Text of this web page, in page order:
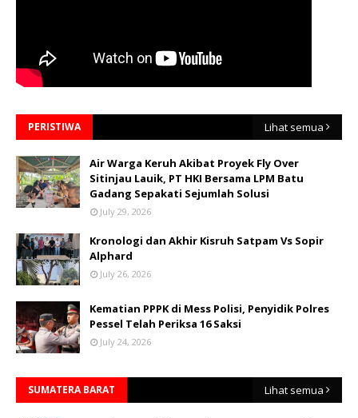
PERISTIWA Lihat semua
Air Warga Keruh Akibat Proyek Fly Over
Sitinjau Lauik, PT HKI Bersama LPM Batu
Gadang Sepakati Sejumlah Solusi
July 29, 2026
Kronologi dan Akhir Kisruh Satpam Vs Sopir
Alphard
July 26, 2026
Kematian PPPK di Mess Polisi, Penyidik Polres
Pessel Telah Periksa 16 Saksi
July 24, 2026
SUMATERA BARAT Lihat semua